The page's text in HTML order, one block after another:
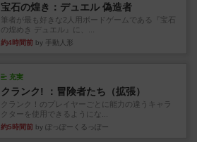
宝石の煌き：デュエル 偽造者
筆者が最も好きな2人用ボードゲームである『宝石
の煌めき デュエル』に、...
約4時間前 by 手動人形
充実
クランク! ：冒険者たち（拡張）
クランク！のプレイヤーごとに能力の違うキャラ
クターを使用できるようにな...
約5時間前 by ぽっぽーくるっぽー